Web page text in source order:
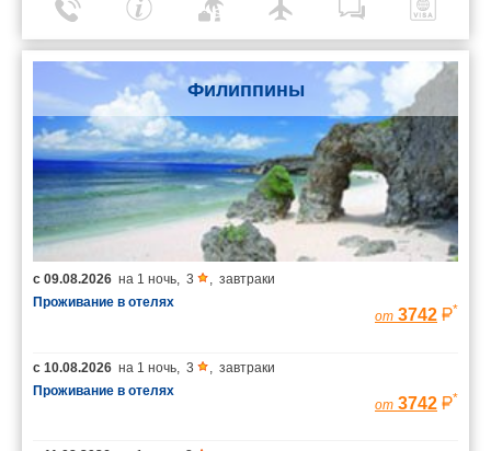
Филиппины
с 09.08.2026 на 1 ночь, 3 , завтраки
Проживание в отелях
от 3742 *
с 10.08.2026 на 1 ночь, 3 , завтраки
Проживание в отелях
от 3742 *